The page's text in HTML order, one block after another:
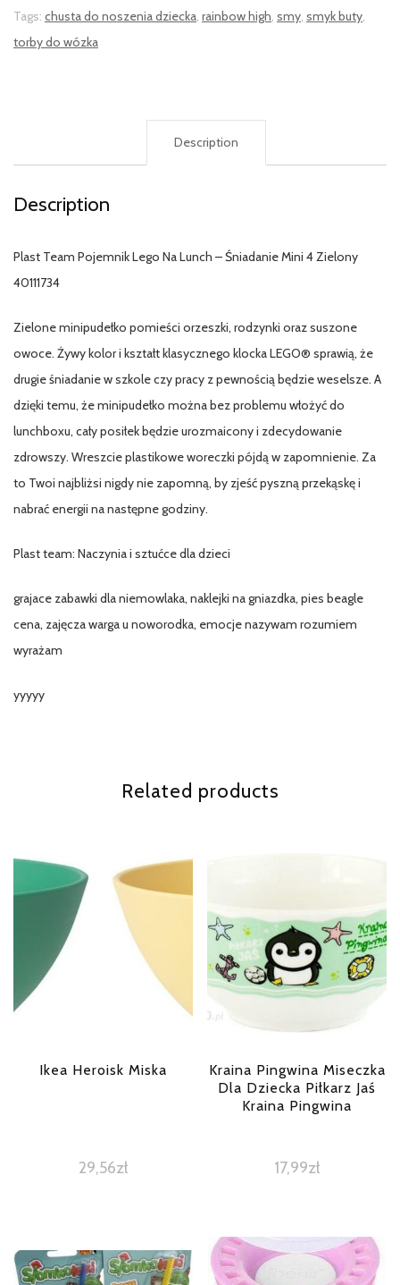
Tags: chusta do noszenia dziecka, rainbow high, smy, smyk buty,
torby do wózka
Description
Description
Plast Team Pojemnik Lego Na Lunch – Śniadanie Mini 4 Zielony
40111734
Zielone minipudełko pomieści orzeszki, rodzynki oraz suszone
owoce. Żywy kolor i kształt klasycznego klocka LEGO® sprawią, że
drugie śniadanie w szkole czy pracy z pewnością będzie weselsze. A
dzięki temu, że minipudełko można bez problemu włożyć do
lunchboxu, cały posiłek będzie urozmaicony i zdecydowanie
zdrowszy. Wreszcie plastikowe woreczki pójdą w zapomnienie. Za
to Twoi najbliżsi nigdy nie zapomną, by zjeść pyszną przekąskę i
nabrać energii na następne godziny.
Plast team: Naczynia i sztućce dla dzieci
grajace zabawki dla niemowlaka, naklejki na gniazdka, pies beagle
cena, zajęcza warga u noworodka, emocje nazywam rozumiem
wyrażam
yyyyy
Related products
Ikea Heroisk Miska
29,56zł
Kraina Pingwina Miseczka
Dla Dziecka Piłkarz Jaś
Kraina Pingwina
17,99zł